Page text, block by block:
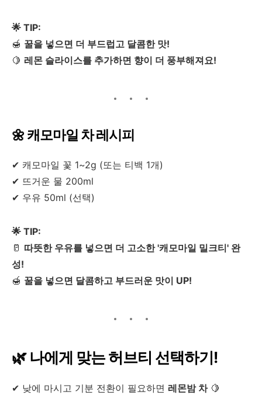
🌟 TIP:
🍯 꿀을 넣으면 더 부드럽고 달콤한 맛!
🍋 레몬 슬라이스를 추가하면 향이 더 풍부해져요!
🌼 캐모마일 차 레시피
✔ 캐모마일 꽃 1~2g (또는 티백 1개)
✔ 뜨거운 물 200ml
✔ 우유 50ml (선택)
🌟 TIP:
🥛 따뜻한 우유를 넣으면 더 고소한 '캐모마일 밀크티' 완
성!
🍯 꿀을 넣으면 달콤하고 부드러운 맛이 UP!
🌿 나에게 맞는 허브티 선택하기!
✔ 낮에 마시고 기분 전환이 필요하면 레몬밤 차🍋